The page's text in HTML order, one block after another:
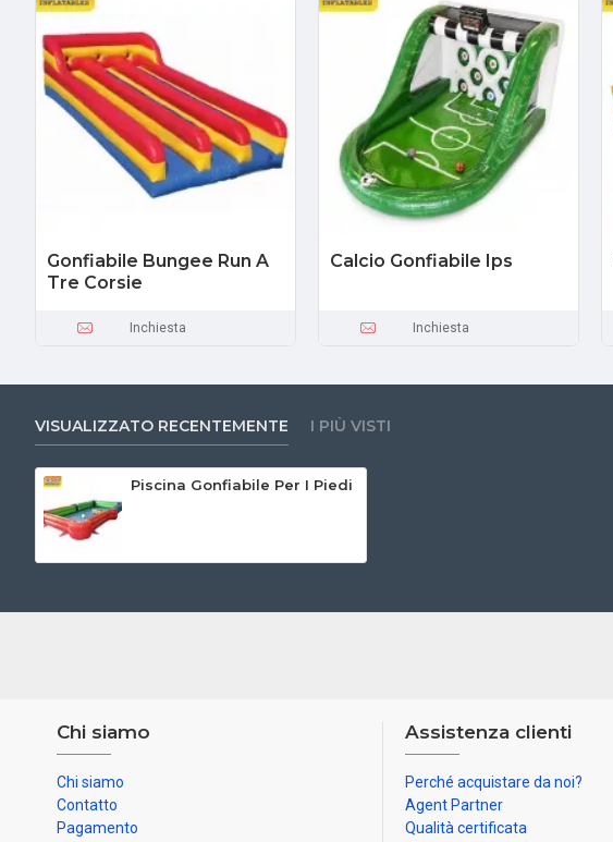
Gonfiabile Bungee Run A
Tre Corsie
Inchiesta
Calcio Gonfiabile Ips
Inchiesta
VISUALIZZATO RECENTEMENTE I PIÙ VISTI
Piscina Gonfiabile Per I Piedi
Chi siamo
Chi siamo
Contatto
Pagamento
Assistenza clienti
Perché acquistare da noi?
Agent Partner
Qualità certificata